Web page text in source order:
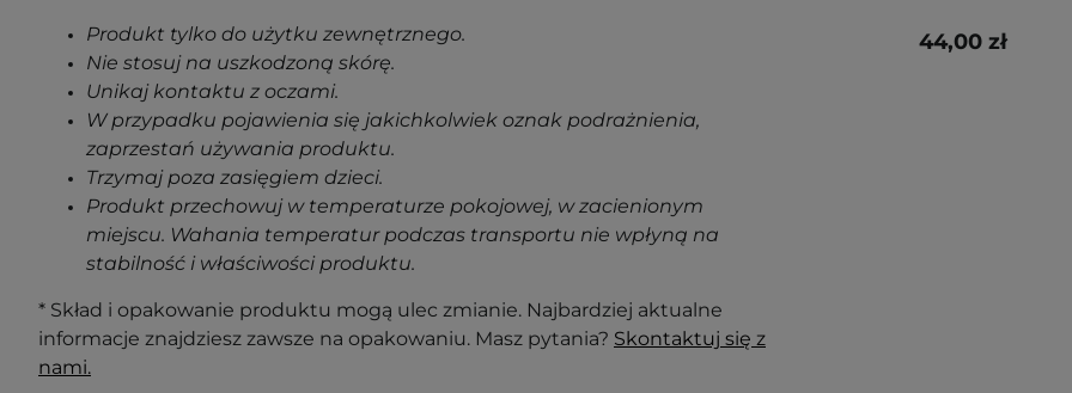
Produkt tylko do użytku zewnętrznego.
Nie stosuj na uszkodzoną skórę.
Unikaj kontaktu z oczami.
W przypadku pojawienia się jakichkolwiek oznak podrażnienia,
zaprzestań używania produktu.
Trzymaj poza zasięgiem dzieci.
Produkt przechowuj w temperaturze pokojowej, w zacienionym
miejscu. Wahania temperatur podczas transportu nie wpłyną na
stabilność i właściwości produktu.
* Skład i opakowanie produktu mogą ulec zmianie. Najbardziej aktualne
informacje znajdziesz zawsze na opakowaniu. Masz pytania? Skontaktuj się z
nami.
44,00 zł